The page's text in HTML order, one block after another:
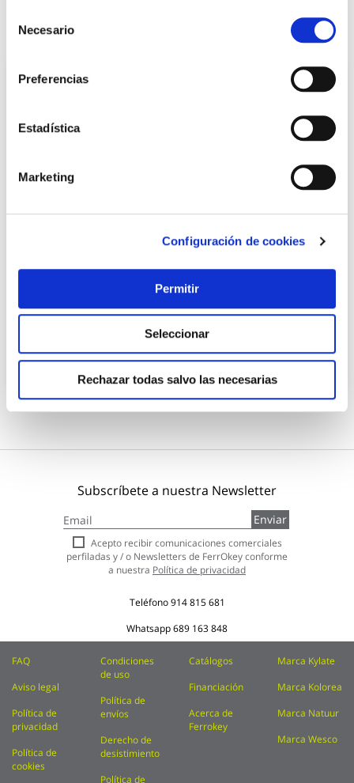
Necesario
Preferencias
Estadística
Marketing
Configuración de cookies
Permitir
Seleccionar
Rechazar todas salvo las necesarias
También te puede interesar
PRECIO ESPECIAL
Pie parasol resina rellenable c/ruedas ø 33-50 mm
antracita import
36,51 € - 18 %
29,95 €
Añadir al carrito
Subscríbete a nuestra Newsletter
a
nuestro
boletín
de
Enviar
Acepto recibir comunicaciones comerciales
perfiladas y / o Newsletters de FerrOkey conforme
a nuestra Política de privacidad
Teléfono914 815 681
Whatsapp689 163 848
FAQ
Aviso legal
Política de
privacidad
Política de
cookies
Condiciones
de uso
Política de
envíos
Derecho de
desistimiento
Política de
Catálogos
Financiación
Acerca de
Ferrokey
Marca Kylate
Marca Kolorea
Marca Natuur
Marca Wesco